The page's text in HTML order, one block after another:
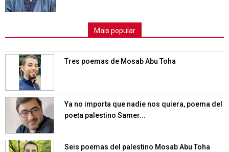
Mais popular
Tres poemas de Mosab Abu Toha
Ya no importa que nadie nos quiera, poema del
poeta palestino Samer...
Seis poemas del palestino Mosab Abu Toha